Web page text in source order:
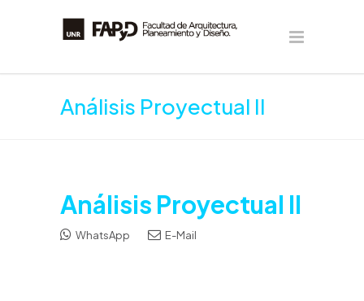
Análisis Proyectual II
Análisis Proyectual II
WhatsApp E-Mail